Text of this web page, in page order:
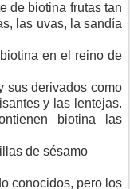
de biotina frutas tan
las uvas, la sandía
en el reino de
sus derivados como
y las lentejas.
biotina las
de sésamo
conocidos, pero los